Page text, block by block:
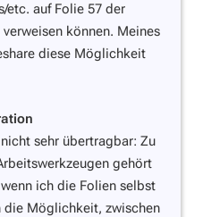
etc. auf Folie 57 der
können. Meines
diese Möglichkeit
sehr übertragbar: Zu
gehört
ich die Folien selbst
die Möglichkeit, zwischen